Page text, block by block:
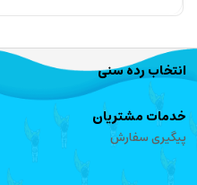
انتخاب رده سنی
خدمات مشتریان
پیگیری سفارش